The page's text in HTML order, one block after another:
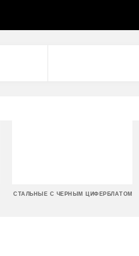
СТАЛЬНЫЕ С ЧЕРНЫМ ЦИФЕРБЛАТОМ